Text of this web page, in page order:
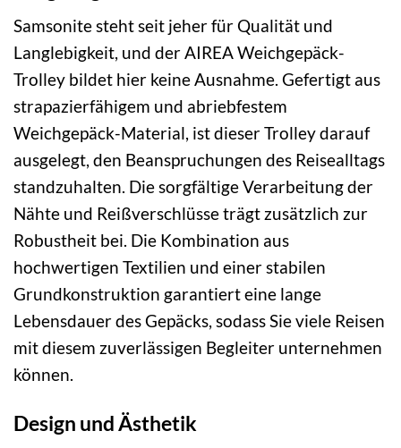
Samsonite steht seit jeher für Qualität und
Langlebigkeit, und der AIREA Weichgepäck-
Trolley bildet hier keine Ausnahme. Gefertigt aus
strapazierfähigem und abriebfestem
Weichgepäck-Material, ist dieser Trolley darauf
ausgelegt, den Beanspruchungen des Reisealltags
standzuhalten. Die sorgfältige Verarbeitung der
Nähte und Reißverschlüsse trägt zusätzlich zur
Robustheit bei. Die Kombination aus
hochwertigen Textilien und einer stabilen
Grundkonstruktion garantiert eine lange
Lebensdauer des Gepäcks, sodass Sie viele Reisen
mit diesem zuverlässigen Begleiter unternehmen
können.
Design und Ästhetik